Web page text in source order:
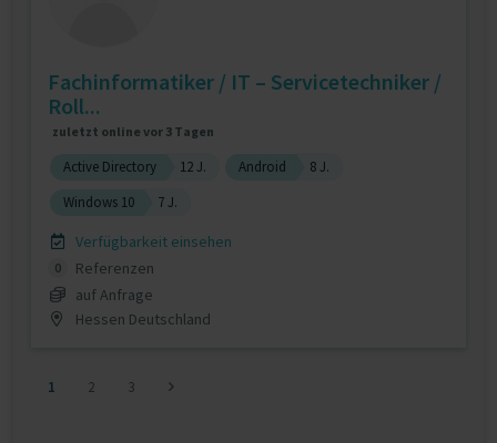
Fachinformatiker / IT – Servicetechniker /
Roll...
zuletzt online vor 3 Tagen
Active Directory 12 J. Android
8 J.
Windows 10
7 J.
Verfügbarkeit einsehen
0
Referenzen
auf Anfrage
Hessen Deutschland
1 2 3